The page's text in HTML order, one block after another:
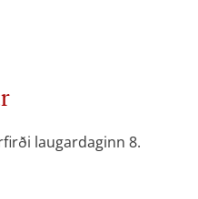
laugardaginn 8.